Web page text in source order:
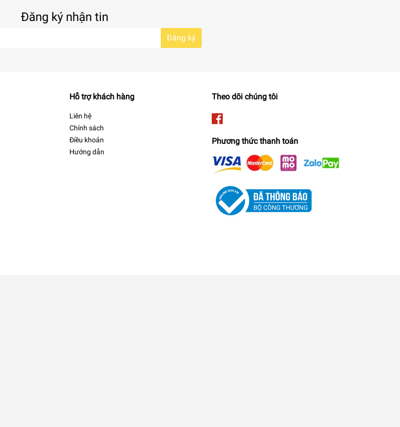
đẹp mắt cả khi sử dụng thời gian dài. Điểm nổi bật của sản phẩm là khó bị bám bẩn, bám mùi dù bạn sử dụng để uống
uống.
Đăng ký nhận tin
Đăng ký
Hỗ trợ khách hàng
Liên hệ
Chính sách
Điều khoản
Hướng dẫn
Theo dõi chúng tôi
Phương thức thanh toán